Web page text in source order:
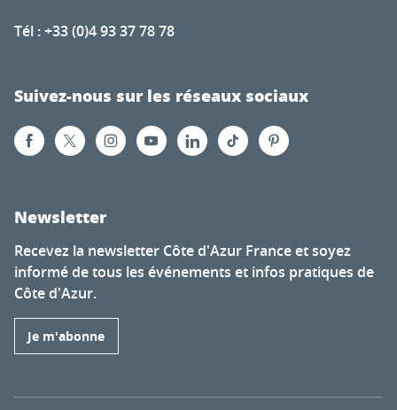
Tél : +33 (0)4 93 37 78 78
Suivez-nous sur les réseaux sociaux
Newsletter
Recevez la newsletter Côte d'Azur France et soyez
informé de tous les événements et infos pratiques de
Côte d'Azur.
Je m'abonne